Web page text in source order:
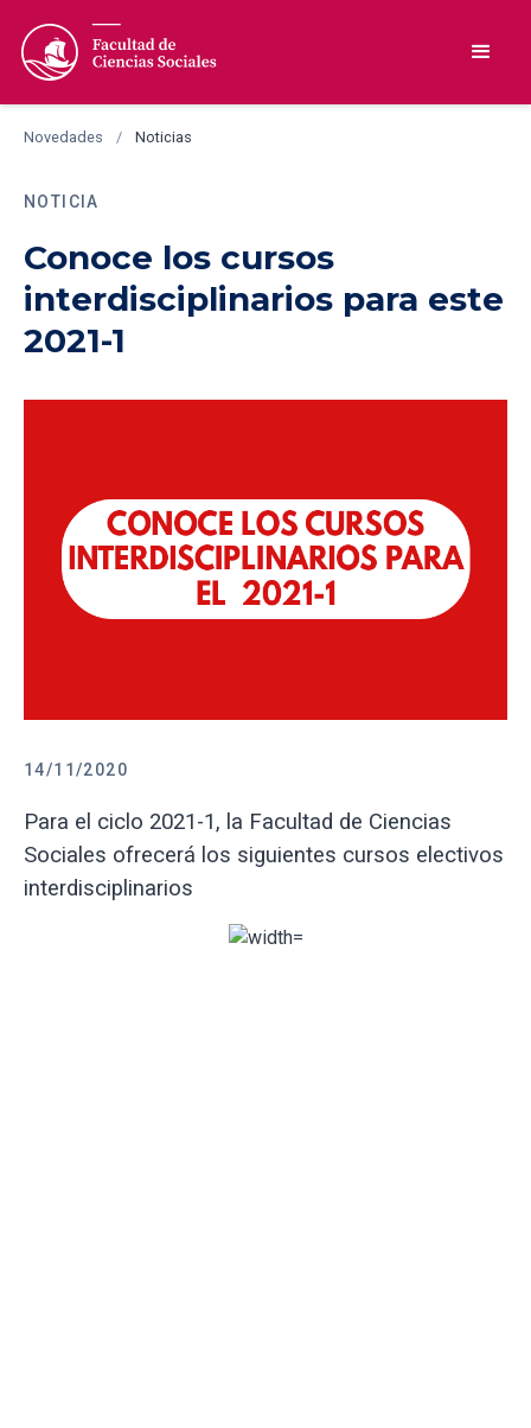
Novedades / Noticias
NOTICIA
Conoce los cursos
interdisciplinarios para este
2021-1
14/11/2020
Para el ciclo 2021-1, la Facultad de Ciencias
Sociales ofrecerá los siguientes cursos electivos
interdisciplinarios